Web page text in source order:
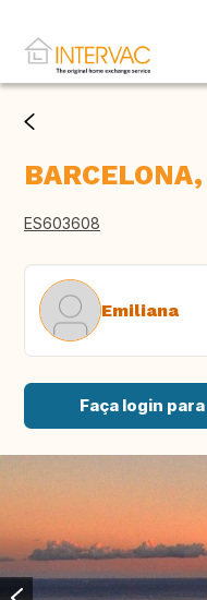
ES603608
Emiliana
Faça login